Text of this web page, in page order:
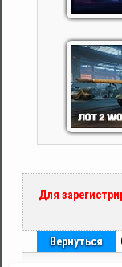
Для
Вернуться